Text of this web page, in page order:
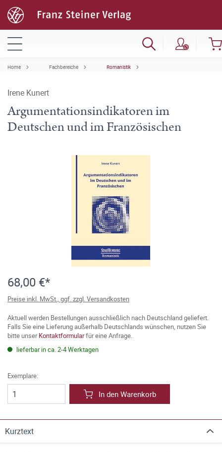
Home Fachbereiche Romanistik
Irene Kunert
Argumentationsindikatoren im
Deutschen und im Französischen
68,00 €*
Preise inkl. MwSt., ggf. zzgl. Versandkosten
Aktuell werden Bestellungen ausschließlich nach Deutschland geliefert.
Falls Sie eine Lieferung außerhalb Deutschlands wünschen, nutzen Sie
bitte unserKontaktformularfür eine Anfrage.
lieferbar in ca. 2-4 Werktagen
Exemplare:
In den Warenkorb
Kurztext